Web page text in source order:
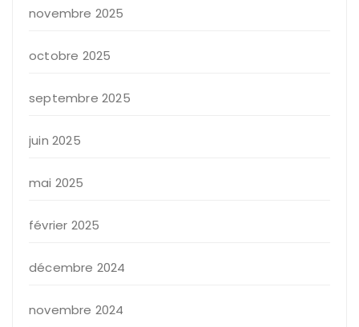
novembre 2025
octobre 2025
septembre 2025
juin 2025
mai 2025
février 2025
décembre 2024
novembre 2024